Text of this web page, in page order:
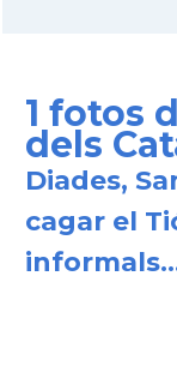
1 fotos
dels
Diades,
cagar el